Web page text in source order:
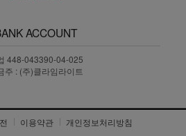
ACCOUNT
448-043390-04-025
주 : (주)클라임라이트
이용약관 개인정보처리방침